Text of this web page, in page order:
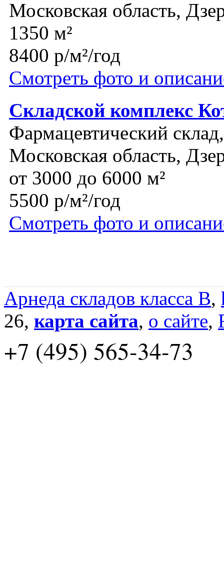
Московская область,
1350 м²
8400 р/м²/год
Смотреть фото и
Складской комплекс
Фармацевтический
Московская область,
от 3000 до 6000 м²
5500 р/м²/год
Смотреть фото и
Арнеда складов класса B,
26, карта сайта, о сайте,
+7 (495) 565-34-73